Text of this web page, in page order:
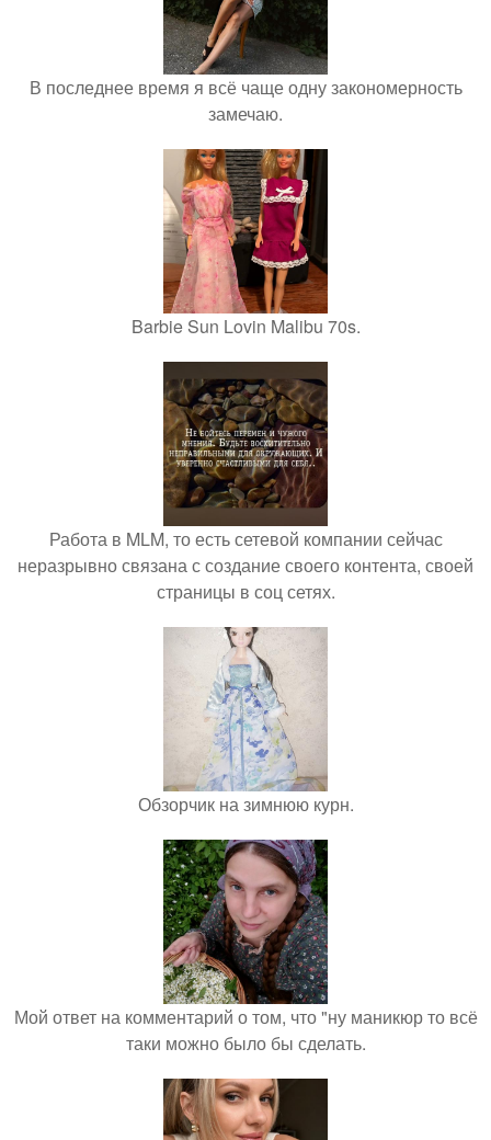
В последнее время я всё чаще одну закономерность
замечаю.
Barbie Sun Lovin Malibu 70s.
Работа в MLM, то есть сетевой компании сейчас
неразрывно связана с создание своего контента, своей
страницы в соц сетях.
Обзорчик на зимнюю курн.
Мой ответ на комментарий о том, что "ну маникюр то всё
таки можно было бы сделать.